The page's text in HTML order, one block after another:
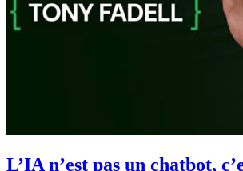
L’IA n’est pas un chatbot,